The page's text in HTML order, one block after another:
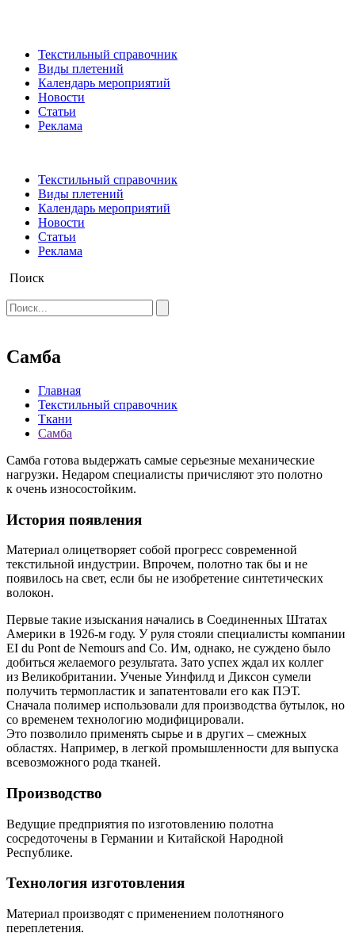
Текстильный справочник
Виды плетений
Календарь мероприятий
Новости
Статьи
Реклама
Текстильный справочник
Виды плетений
Календарь мероприятий
Новости
Статьи
Реклама
Поиск
Самба
Главная
Текстильный справочник
Ткани
Самба
Самба готова выдержать самые серьезные механические
нагрузки. Недаром специалисты причисляют это полотно
к очень износостойким.
История появления
Материал олицетворяет собой прогресс современной
текстильной индустрии. Впрочем, полотно так бы и не
появилось на свет, если бы не изобретение синтетических
волокон.
Первые такие изыскания начались в Соединенных Штатах
Америки в 1926-м году. У руля стояли специалисты компании
EI du Pont de Nemours and Co. Им, однако, не суждено было
добиться желаемого результата. Зато успех ждал их коллег
из Великобритании. Ученые Уинфилд и Диксон сумели
получить термопластик и запатентовали его как ПЭТ.
Сначала полимер использовали для производства бутылок, но
со временем технологию модифицировали.
Это позволило применять сырье и в других – смежных
областях. Например, в легкой промышленности для выпуска
всевозможного рода тканей.
Производство
Ведущие предприятия по изготовлению полотна
сосредоточены в Германии и Китайской Народной
Республике.
Технология изготовления
Материал производят с применением полотняного
переплетения.